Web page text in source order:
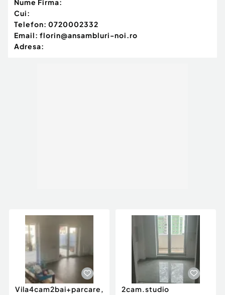
Nume Firma:
Cui:
Telefon: 0720002332
Email: florin@ansambluri-noi.ro
Adresa:
Vila4cam2bai+parcare,mob-2cam.studio